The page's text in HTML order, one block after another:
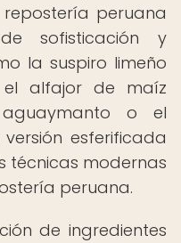
peruana
sofisticación y
la suspiro limeño
alfajor de maíz
o el
esferificada
técnicas modernas
peruana.
de ingredientes